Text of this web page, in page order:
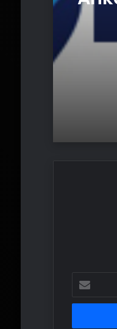
posta
adresinizi